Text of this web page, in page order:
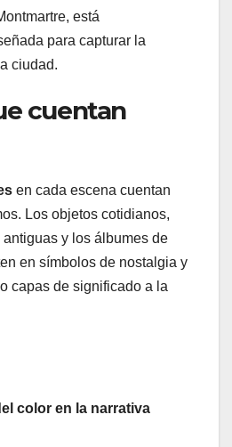
está
para capturar la
ciudad.
cuentan
en cada escena cuentan
Los objetos cotidianos,
y los álbumes de
en símbolos de nostalgia y
capas de significado a la
color en la narrativa